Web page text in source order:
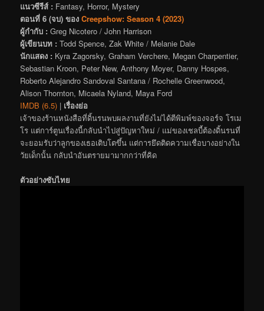
แนวซีรีส์ : Fantasy, Horror, Mystery
ตอนที่ 6 (จบ) ของCreepshow: Season 4 (2023)
ผู้กำกับ : Greg Nicotero / John Harrison
ผู้เขียนบท : Todd Spence, Zak White / Melanie Dale
นักแสดง : Kyra Zagorsky, Graham Verchere, Megan Charpentier,
Sebastian Kroon, Peter New, Anthony Moyer, Danny Hospes,
Roberto Alejandro Sandoval Santana / Rochelle Greenwood,
Alison Thornton, Micaela Nyland, Maya Ford
IMDB (6.5) | เรื่องย่อ
เจ้าของร้านหนังสือที่ดิ้นรนพบผลงานที่ยังไม่ได้ตีพิมพ์ของจอร์จ โรเม
โร แต่การ์ตูนเรื่องนี้กลับนำไปสู่ปัญหาใหม่ / แม่ของเชลบี้ต้องดิ้นรนที่
จะยอมรับว่าลูกของเธอเติบโตขึ้น แต่การยึดติดความเชื่อบางอย่างใน
วัยเด็กนั้น กลับนำอันตรายมามากกว่าที่คิด
ตัวอย่างซับไทย